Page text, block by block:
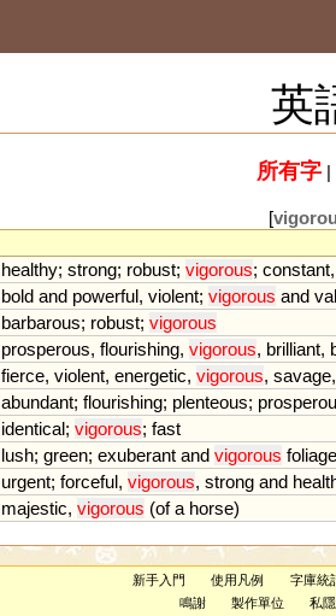
英
所有字|
[
healthy; strong; robust; vigorous; constant,
bold and powerful, violent; vigorous and
barbarous; robust; vigorous
prosperous, flourishing, vigorous, brilliant,
fierce, violent, energetic, vigorous, savage,
abundant; flourishing; plenteous;
identical; vigorous; fast
lush; green; exuberant and vigorous foliage
urgent; forceful, vigorous, strong and
majestic, vigorous (of a horse)
新手入門 使用凡例 字庫統
鳴謝
製作單位 私